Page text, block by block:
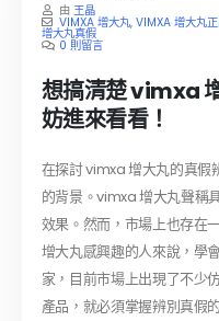
由王晶
VIMXA 增大丸,VIMXA 增大丸
增大丸真假
0 則留言
想搞清楚 vimxa
妨進來看看！
在探討 vimxa 增大丸的真假
的背景。vimxa 增大丸聲稱
效果。然而，市場上也存在
增大丸感興趣的人來說，學
家，目前市場上出現了不少
產品，就必須掌握辨別真假